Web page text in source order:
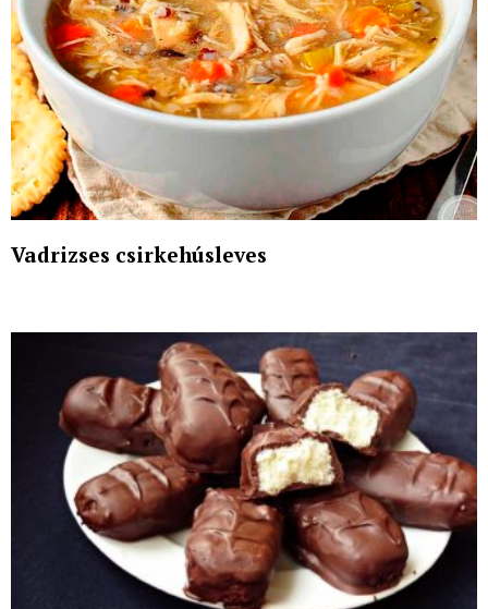
Vadrizses csirkehúsleves